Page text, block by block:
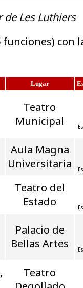
Les Luthiers
funciones) con
Lugar
Teatro
Municipal
Aula Magna
Universitaria
Teatro del
Estado
Palacio de
Bellas Artes
Teatro